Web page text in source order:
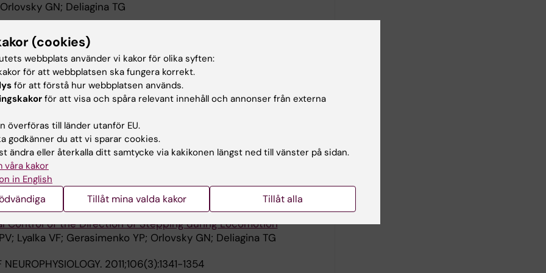
GN; Deliagina TG
2016;6:27372
on neurons of postural networks
Hsu L-J; Orlovsky GN; Deliagina TG
OF NEUROSCIENCE.2015;41(2):168-181
mediating postural limb reflexes provide a basis for
planes
VF; Orlovsky GN; Deliagina TG
NEUROSCIENCE.2013;33(48):18987-18998
on Individual Spinal Neurons
Hsu L-J; Orlovsky GN; Deliagina TG
NEUROSCIENCE.2012;32(48):17442-17453
Control of the Direction of Stepping during Locomotion
Lyalka VF; Gerasimenko YP; Orlovsky GN; Deliagina TG
2011;106(3):1341-1354
(cookies)
webbplats använder vi kakor för olika syften:
för att webbplatsen ska fungera korrekt.
för att förstå hur webbplatsen används.
för att visa och spåra relevant innehåll och annonser från externa
överföras till länder utanför EU.
godkänner du att vi sparar cookies.
ändra eller återkalla ditt samtycke via kakikonen längst ned till vänster på sidan.
våra kakor
in English
Tillåt mina valda kakor Tillåt alla